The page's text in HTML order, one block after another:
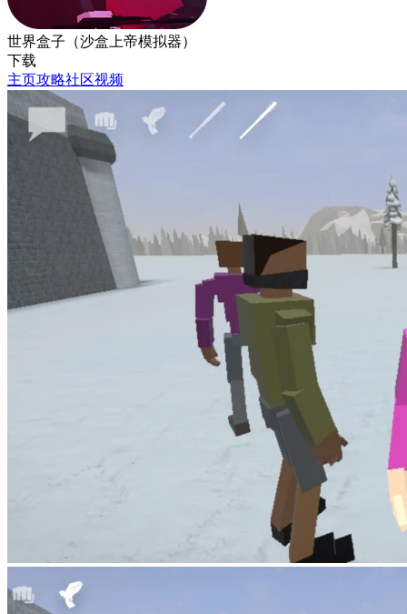
世界盒子（沙盒上帝模拟器）
下载
主页攻略社区视频